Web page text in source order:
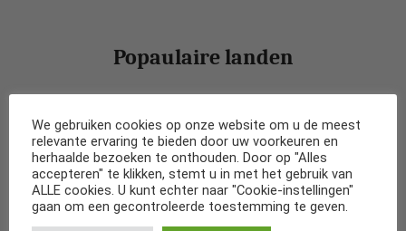
Popaulaire landen
Vakantiehuizen in België
Vakantiehuizen in Frankrijk
We gebruiken cookies op onze website om u de meest
relevante ervaring te bieden door uw voorkeuren en
herhaalde bezoeken te onthouden. Door op "Alles
accepteren" te klikken, stemt u in met het gebruik van
ALLE cookies. U kunt echter naar "Cookie-instellingen"
gaan om een gecontroleerde toestemming te geven.